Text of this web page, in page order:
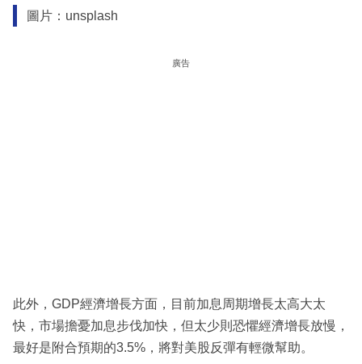
圖片：unsplash
廣告
此外，GDP經濟增長方面，目前加息周期增長太高大太
快，市場擔憂加息步伐加快，但太少則恐懼經濟增長放慢，
最好是附合預期的3.5%，將對美股反彈有輕微幫助。